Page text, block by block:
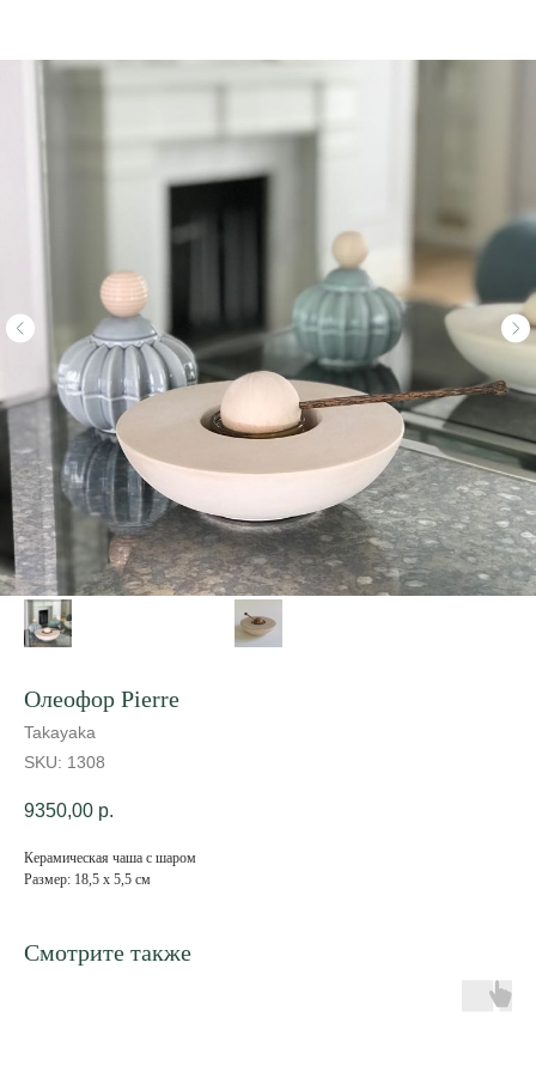
Олеофор Pierre
Takayaka
SKU: 1308
9350,00 р.
Керамическая чаша с шаром
Размер: 18,5 х 5,5 см
Смотрите также